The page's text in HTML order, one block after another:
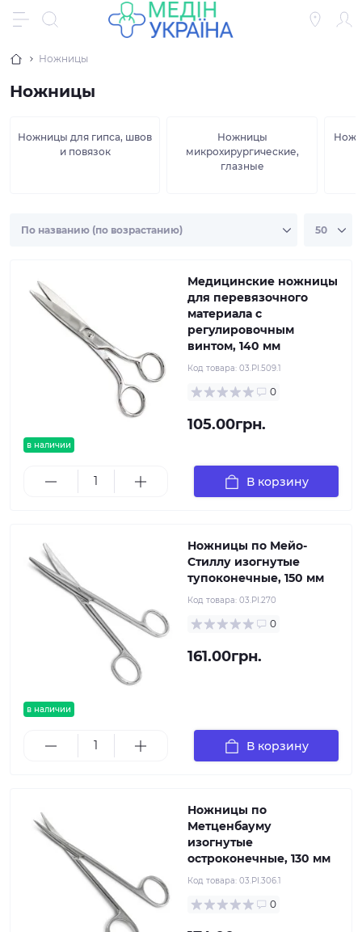
Ножницы
Ножницы
Ножницы для гипса, швов
и повязок
Ножницы
микрохирургические,
глазные
в наличии
Медицинские ножницы
для перевязочного
материала с
регулировочным
винтом, 140 мм
Код товара: 03.PI.509.1
0
105.00грн.
В корзину
в наличии
Ножницы по Мейо-
Стиллу изогнутые
тупоконечные, 150 мм
Код товара: 03.PI.270
0
161.00грн.
В корзину
Ножницы по
Метценбауму
изогнутые
остроконечные, 130 мм
Код товара: 03.PI.306.1
0